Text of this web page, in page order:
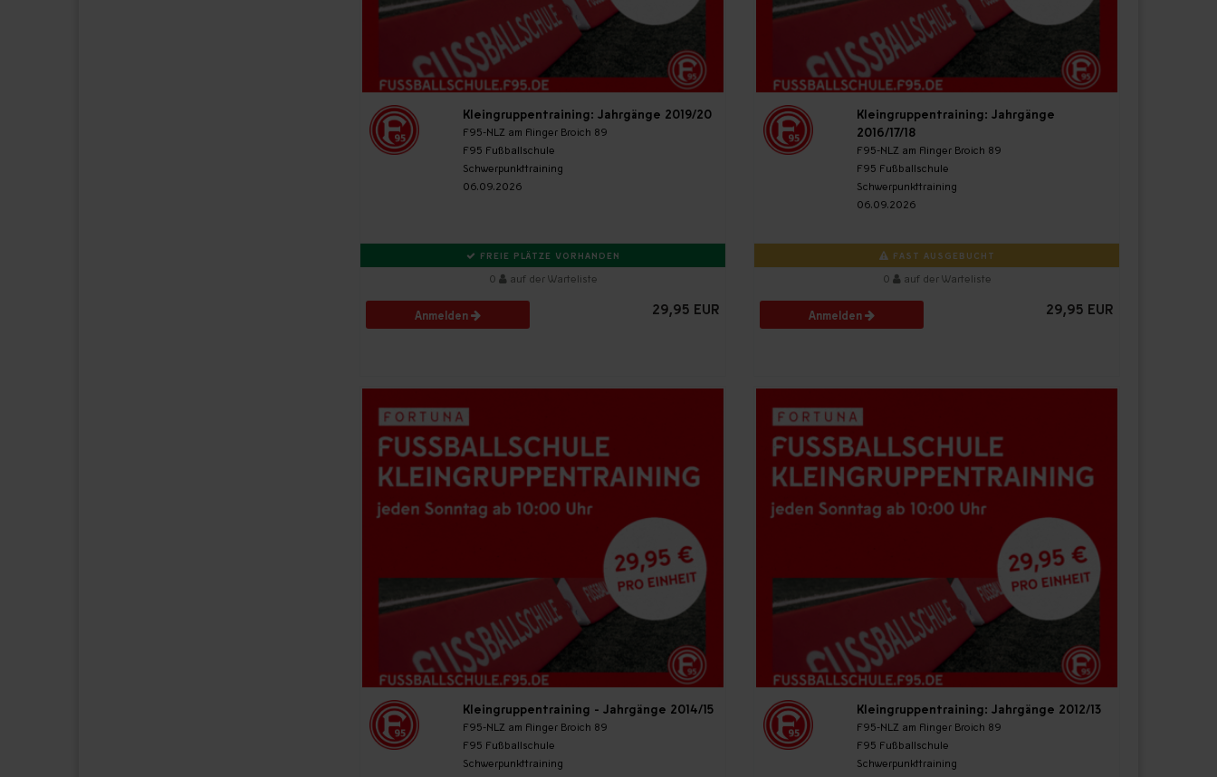
Kleingruppentraining: Jahrgänge 2019/20
F95-NLZ am Flinger Broich 89
F95 Fußballschule
Schwerpunkttraining
06.09.2026
FREIE PLÄTZE VORHANDEN
0 auf der Warteliste
Anmelden 29,95 EUR
Kleingruppentraining: Jahrgänge
2016/17/18
F95-NLZ am Flinger Broich 89
F95 Fußballschule
Schwerpunkttraining
06.09.2026
FAST AUSGEBUCHT
0 auf der Warteliste
Anmelden 29,95 EUR
Kleingruppentraining - Jahrgänge 2014/15
F95-NLZ am Flinger Broich 89
F95 Fußballschule
Schwerpunkttraining
Kleingruppentraining: Jahrgänge 2012/13
F95-NLZ am Flinger Broich 89
F95 Fußballschule
Schwerpunkttraining